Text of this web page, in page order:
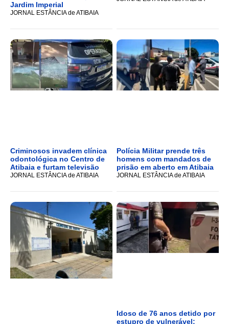
Jardim Imperial
JORNAL ESTÂNCIA de ATIBAIA
Criminosos invadem clínica
odontológica no Centro de
Atibaia e furtam televisão
JORNAL ESTÂNCIA de ATIBAIA
Polícia Militar prende três
homens com mandados de
prisão em aberto em Atibaia
JORNAL ESTÂNCIA de ATIBAIA
Idoso de 76 anos detido por
estupro de vulnerável;